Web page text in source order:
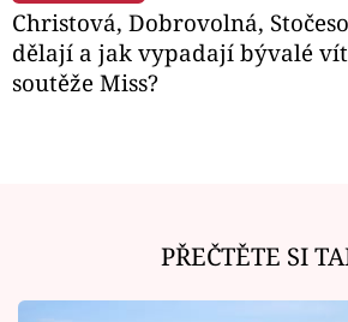
Christová, Dobrovolná,
dělají a jak vypadají bývalé
soutěže Miss?
PŘEČTĚTE SI